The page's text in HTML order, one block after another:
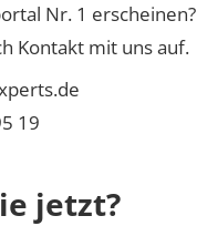
Nr. 1
Kontakt mit uns auf.
19
jetzt?